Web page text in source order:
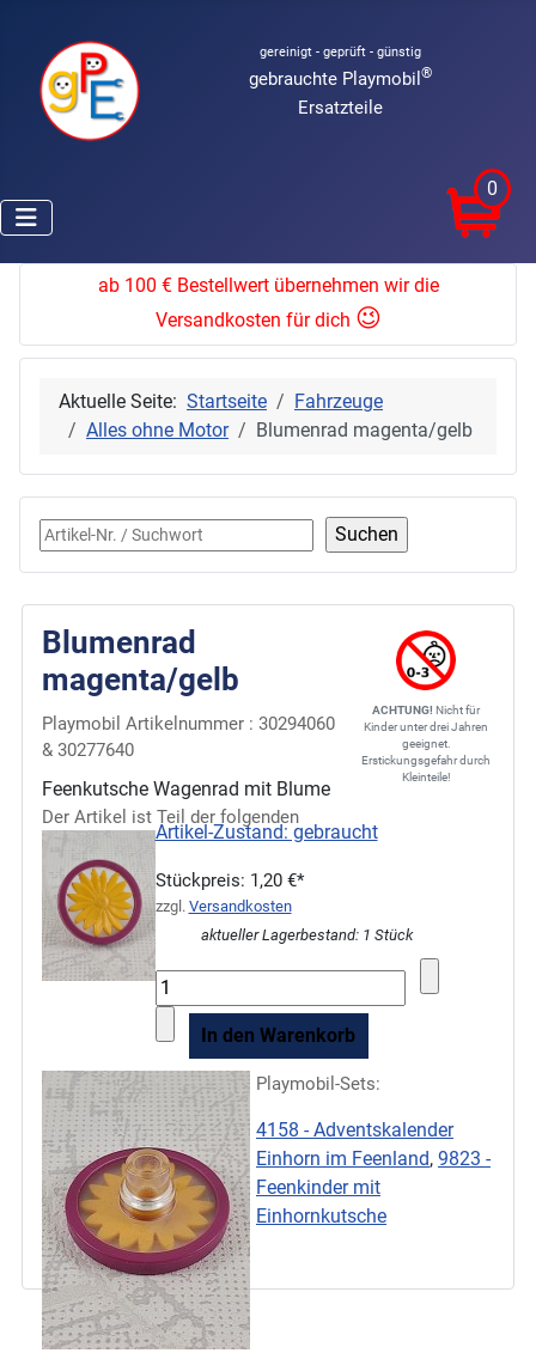
gereinigt - geprüft - günstig
gebrauchte Playmobil®
Ersatzteile
0
ab 100 € Bestellwert übernehmen wir die
Versandkosten für dich 😉
Aktuelle Seite: Startseite
Fahrzeuge
Alles ohne Motor
Blumenrad magenta/gelb
Blumenrad
magenta/gelb
Playmobil Artikelnummer : 30294060
& 30277640
Feenkutsche Wagenrad mit Blume
ACHTUNG! Nicht für
Kinder unter drei Jahren
geeignet.
Erstickungsgefahr durch
Kleinteile!
Artikel-Zustand: gebraucht
Stückpreis: 1,20 €*
zzgl. Versandkosten
aktueller Lagerbestand: 1 Stück
Der Artikel ist Teil der folgenden
Playmobil-Sets:
4158 - Adventskalender
Einhorn im Feenland, 9823 -
Feenkinder mit
Einhornkutsche